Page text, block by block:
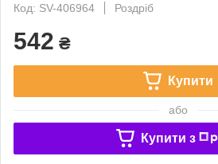
Код: SV-406964
Роздріб
542 ₴
Купити
або
Купити з